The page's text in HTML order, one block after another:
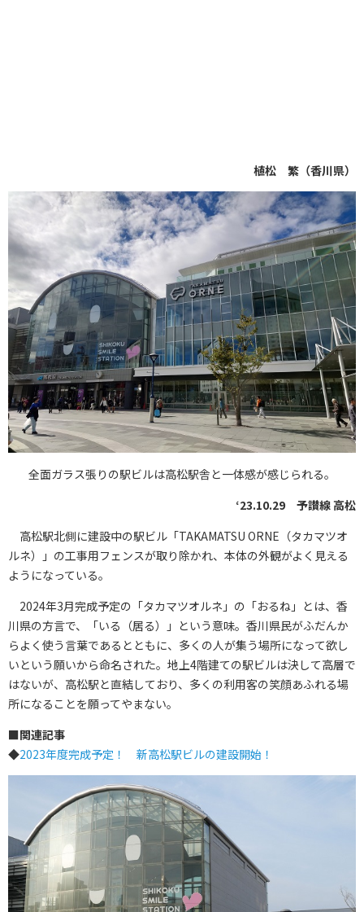
植松 繁（香川県）
全面ガラス張りの駅ビルは高松駅舎と一体感が感じられる。
‘23.10.29 予讃線 高松
高松駅北側に建設中の駅ビル「TAKAMATSU ORNE（タカマツオ
ルネ）」の工事用フェンスが取り除かれ、本体の外観がよく見える
ようになっている。
2024年3月完成予定の「タカマツオルネ」の「おるね」とは、香
川県の方言で、「いる（居る）」という意味。香川県民がふだんか
らよく使う言葉であるとともに、多くの人が集う場所になって欲し
いという願いから命名された。地上4階建ての駅ビルは決して高層で
はないが、高松駅と直結しており、多くの利用客の笑顔あふれる場
所になることを願ってやまない。
■関連記事
◆2023年度完成予定！ 新高松駅ビルの建設開始！